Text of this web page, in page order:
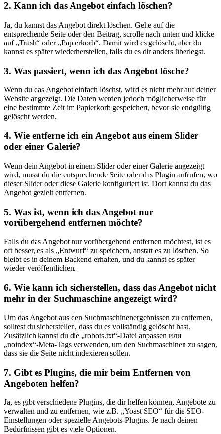
2.​ Kann⁣ ich das ‌Angebot‍ einfach löschen?
Ja, ​du kannst das Angebot direkt löschen.​ Gehe auf die
entsprechende⁣ Seite oder⁢ den Beitrag, ‌scrolle nach ⁣unten und klicke
auf „Trash“ oder​ „Papierkorb“. ⁢Damit wird es⁣ gelöscht, aber du
kannst es später wiederherstellen, ‍falls du es dir anders überlegst.
3. Was passiert,‍ wenn ich das Angebot lösche?
Wenn du das Angebot einfach löschst, wird es nicht mehr auf ⁢deiner
Website angezeigt. Die Daten werden jedoch ⁣möglicherweise für
eine⁤ bestimmte Zeit im Papierkorb gespeichert, bevor ⁣sie endgültig
gelöscht werden.
4. ⁢Wie entferne ich ⁢ein Angebot aus einem⁤ Slider
oder einer Galerie?
Wenn dein Angebot in einem‍ Slider oder einer Galerie angezeigt
wird, musst du die entsprechende ⁣Seite oder das⁣ Plugin aufrufen, wo
dieser⁢ Slider ‌oder diese‌ Galerie konfiguriert ist. Dort kannst⁢ du das
Angebot gezielt entfernen.
5. Was ist, wenn ich das Angebot nur
vorübergehend entfernen möchte?
Falls du das Angebot ⁢nur‍ vorübergehend entfernen möchtest, ist⁣ es
oft besser, ​es als ‌„Entwurf“ zu speichern, anstatt ⁤es zu löschen. So
bleibt es in deinem Backend⁢ erhalten, und ⁢du ‌kannst ​es später
wieder ⁤veröffentlichen.
6. Wie ​kann ich sicherstellen, dass das Angebot nicht​
mehr in der ⁤Suchmaschine angezeigt wird?
Um das​ Angebot aus den Suchmaschinenergebnissen zu ‍entfernen,
solltest du sicherstellen, ⁣dass‌ du es ⁢vollständig gelöscht hast.
Zusätzlich kannst du⁤ die ‍„robots.txt“-Datei anpassen или
„noindex“-Meta-Tags verwenden, um den Suchmaschinen zu sagen,
‍dass sie‍ die Seite nicht indexieren sollen.
7. ‌Gibt⁢ es Plugins, die mir beim Entfernen von
Angeboten helfen?
Ja, es ‍gibt verschiedene Plugins, die dir helfen können, Angebote zu
verwalten ⁣und zu ⁢entfernen, wie z.B. „Yoast SEO“ für die SEO-
Einstellungen ‌oder spezielle Angebots-Plugins. Je nach deinen
⁤Bedürfnissen gibt es viele Optionen.